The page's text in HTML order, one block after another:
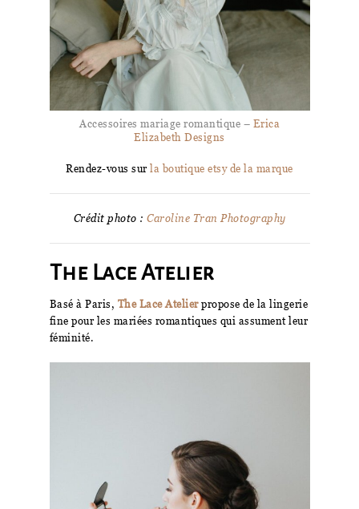
Accessoires mariage romantique – Erica
Elizabeth Designs
Rendez-vous surla boutique etsy de la marque
Crédit photo : Caroline Tran Photography
The Lace Atelier
Basé à Paris, The Lace Atelierpropose de la lingerie
fine pour les mariées romantiques qui assument leur
féminité.